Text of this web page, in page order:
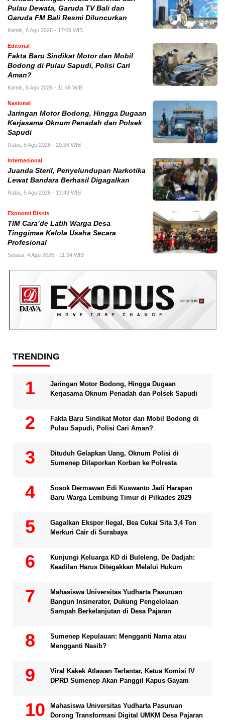
Pulau Dewata, Garuda TV Bali dan
Garuda FM Bali Resmi Diluncurkan
Kamis, 6 Agu 2026 - 17:09 WIB
Editorial
Fakta Baru Sindikat Motor dan Mobil
Bodong di Pulau Sapudi, Polisi Cari
Aman?
Kamis, 6 Agu 2026 - 11:46 WIB
Nasional
Jaringan Motor Bodong, Hingga Dugaan
Kerjasama Oknum Penadah dan Polsek
Sapudi
Rabu, 5 Agu 2026 - 20:38 WIB
Internasional
Juanda Steril, Penyelundupan Narkotika
Lewat Bandara Berhasil Digagalkan
Rabu, 5 Agu 2026 - 13:49 WIB
Ekonomi Bisnis
TIM Cara’de Latih Warga Desa
Tinggimae Kelola Usaha Secara
Profesional
Selasa, 4 Agu 2026 - 11:34 WIB
TRENDING
Jaringan Motor Bodong, Hingga Dugaan
Kerjasama Oknum Penadah dan Polsek Sapudi
Fakta Baru Sindikat Motor dan Mobil Bodong di
Pulau Sapudi, Polisi Cari Aman?
Dituduh Gelapkan Uang, Oknum Polisi di
Sumenep Dilaporkan Korban ke Polresta
Sosok Dermawan Edi Kuswanto Jadi Harapan
Baru Warga Lembung Timur di Pilkades 2029
Gagalkan Ekspor Ilegal, Bea Cukai Sita 3,4 Ton
Merkuri Cair di Surabaya
Kunjungi Keluarga KD di Buleleng, De Dadjah:
Keadilan Harus Ditegakkan Melalui Hukum
Mahasiswa Universitas Yudharta Pasuruan
Bangun Insinerator, Dukung Pengelolaan
Sampah Berkelanjutan di Desa Pajaran
Sumenep Kepulauan: Mengganti Nama atau
Mengganti Nasib?
Viral Kakek Atlawan Terlantar, Ketua Komisi IV
DPRD Sumenep Akan Panggil Kapus Gayam
Mahasiswa Universitas Yudharta Pasuruan
Dorong Transformasi Digital UMKM Desa Pajaran